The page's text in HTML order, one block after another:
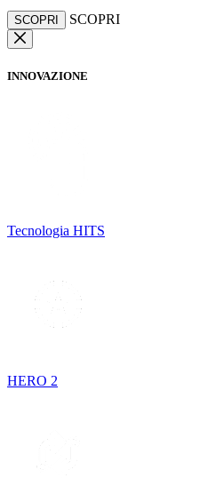
SCOPRI SCOPRI
INNOVAZIONE
Tecnologia HITS
HERO 2